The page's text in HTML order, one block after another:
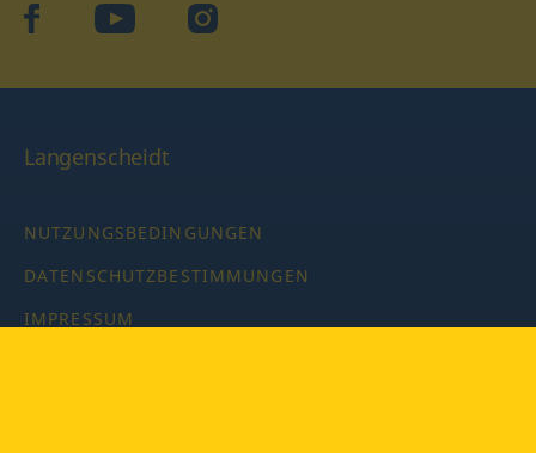
facebookYouTube Instagram
Langenscheidt
NUTZUNGSBEDINGUNGEN
DATENSCHUTZBESTIMMUNGEN
IMPRESSUM